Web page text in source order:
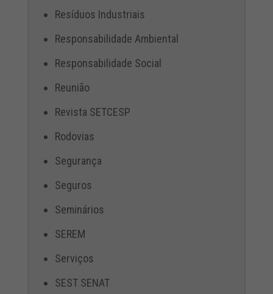
Resíduos Industriais
Responsabilidade Ambiental
Responsabilidade Social
Reunião
Revista SETCESP
Rodovias
Segurança
Seguros
Seminários
SEREM
Serviços
SEST SENAT